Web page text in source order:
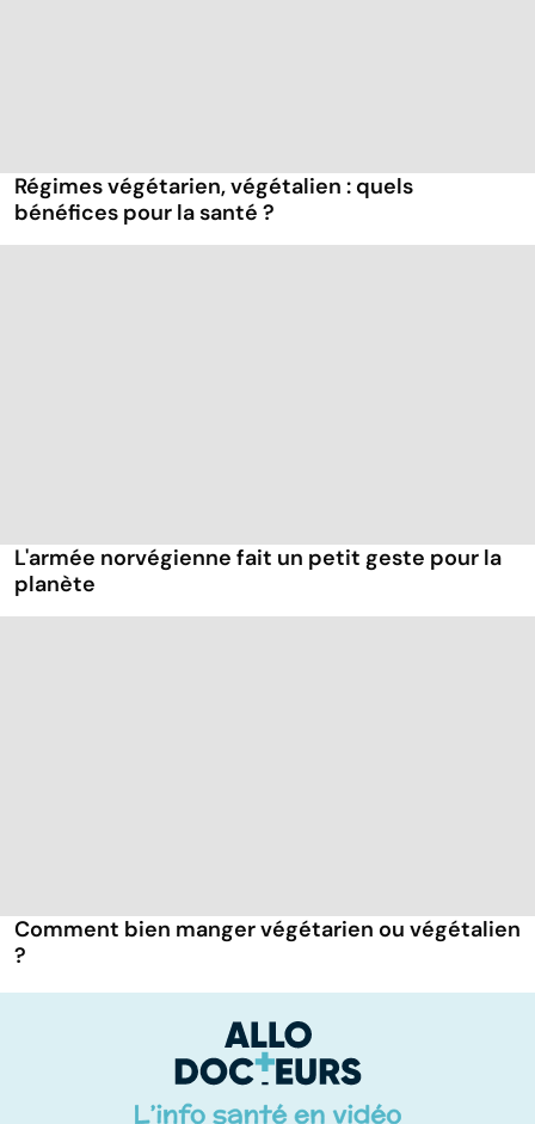
Régimes végétarien, végétalien : quels
bénéfices pour la santé ?
L'armée norvégienne fait un petit geste pour la
planète
Comment bien manger végétarien ou végétalien
?